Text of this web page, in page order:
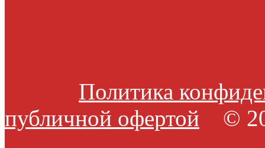
Политика
публичной офертой ©